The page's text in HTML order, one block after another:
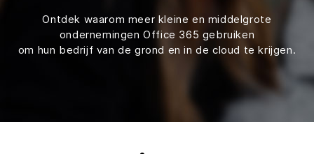
Ontdek waarom meer kleine en middelgrote
ondernemingen Office 365 gebruiken
om hun bedrijf van de grond en in de cloud te krijgen.